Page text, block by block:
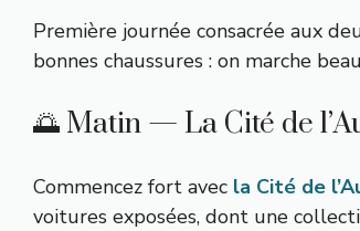
Première journée consacrée aux
bonnes chaussures : on marche
🌅 Matin — La Cité de
Commencez fort avec la Cité de
voitures exposées, dont une